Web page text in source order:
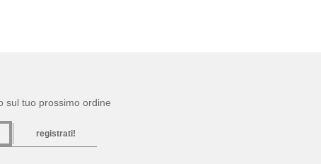
sul tuo prossimo ordine
registrati!